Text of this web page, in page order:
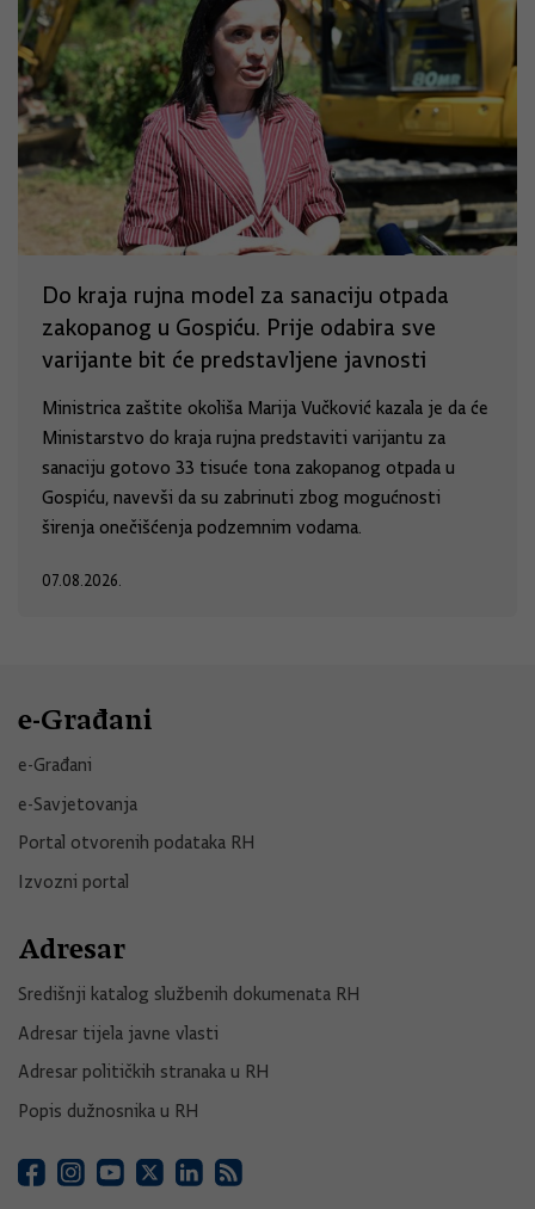
Do kraja rujna model za sanaciju otpada
zakopanog u Gospiću. Prije odabira sve
varijante bit će predstavljene javnosti
Ministrica zaštite okoliša Marija Vučković kazala je da će
Ministarstvo do kraja rujna predstaviti varijantu za
sanaciju gotovo 33 tisuće tona zakopanog otpada u
Gospiću, navevši da su zabrinuti zbog mogućnosti
širenja onečišćenja podzemnim vodama.
07.08.2026.
e-Građani
e-Građani
e-Savjetovanja
Portal otvorenih podataka RH
Izvozni portal
Adresar
Središnji katalog službenih dokumenata RH
Adresar tijela javne vlasti
Adresar političkih stranaka u RH
Popis dužnosnika u RH